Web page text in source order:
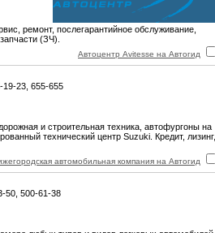
ремонт, послегарантийное обслуживание,
(ЗЧ).
Автоцентр Avitesse на Автогид
19-23, 655-655
и строительная техника, автофургоны на
технический центр Suzuki. Кредит, лизинг,
автомобильная компания на Автогид
50, 500-61-38